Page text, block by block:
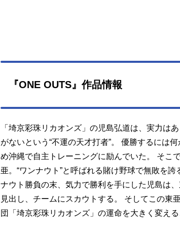
『ONE OUTS』作品情報
「埼京彩珠リカオンズ」の児島弘道は、実力は
がないという“不運の天才打者”。 優勝するには
め沖縄で自主トレーニングに励んでいた。 そこ
亜。“ワンナウト”と呼ばれる賭け野球で無敗を
ナウト勝負の末、気力で勝利を手にした児島は
見出し、チームにスカウトする。 そしてこの東
団「埼京彩珠リカオンズ」の運命を大きく変え